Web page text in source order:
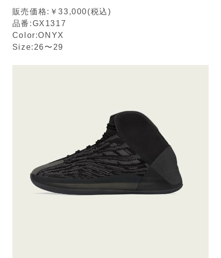
販売価格:￥33,000(税込)
品番:GX1317
Color:ONYX
Size:26〜29